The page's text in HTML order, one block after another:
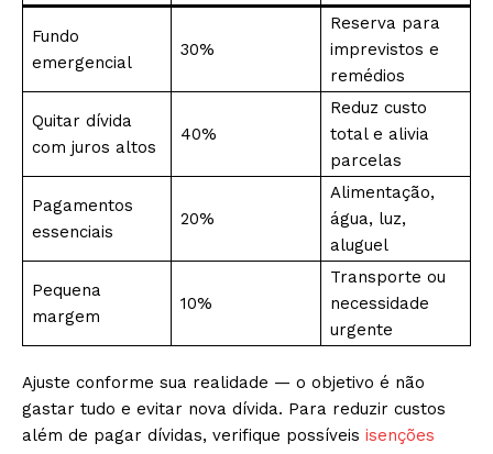
Fundo
emergencial
30%
Reserva para
imprevistos e
remédios
Quitar dívida
com juros altos
40%
Reduz custo
total e alivia
parcelas
Pagamentos
essenciais
20%
Alimentação,
água, luz,
aluguel
Pequena
margem
10%
Transporte ou
necessidade
urgente
Ajuste conforme sua realidade — o objetivo é não
gastar tudo e evitar nova dívida. Para reduzir custos
além de pagar dívidas, verifique possíveis isenções